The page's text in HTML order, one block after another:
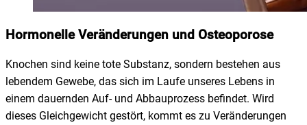
Hormonelle Veränderungen und Osteoporose
Knochen sind keine tote Substanz, sondern bestehen aus
lebendem Gewebe, das sich im Laufe unseres Lebens in
einem dauernden Auf- und Abbauprozess befindet. Wird
dieses Gleichgewicht gestört, kommt es zu Veränderungen